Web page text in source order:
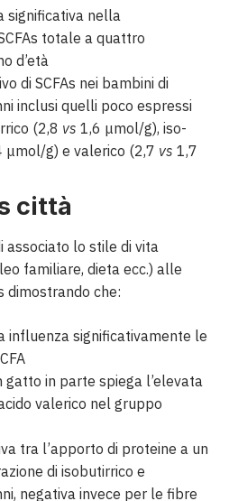
significativa nella
totale a quattro
d’età
di SCFAs nei bambini di
inclusi quelli poco espressi
(2,8 vs 1,6 μmol/g), iso-
μmol/g) e valerico (2,7 vs 1,7
città
associato lo stile di vita
familiare, dieta ecc.) alle
dimostrando che:
influenza significativamente le
gatto in parte spiega l’elevata
valerico nel gruppo
tra l’apporto di proteine a un
di isobutirrico e
negativa invece per le fibre